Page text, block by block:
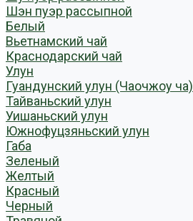
Шэн пуэр рассыпной
Белый
Вьетнамский чай
Краснодарский чай
Улун
Гуандунский улун (Чаочжоу ча)
Тайваньский улун
Уишаньский улун
Южнофуцзяньский улун
Габа
Зеленый
Желтый
Красный
Черный